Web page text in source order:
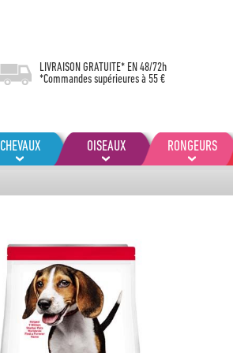
LIVRAISON GRATUITE* EN 48/72h
*Commandes supérieures à 55 €
CHEVAUX OISEAUX RONGEURS